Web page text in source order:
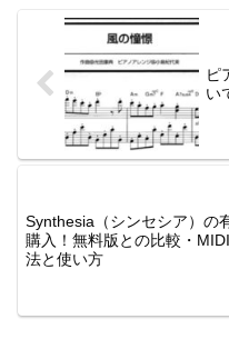
ピ
い
Synthesia（シンセシア）の
購入！無料版との比較・
法と使い方